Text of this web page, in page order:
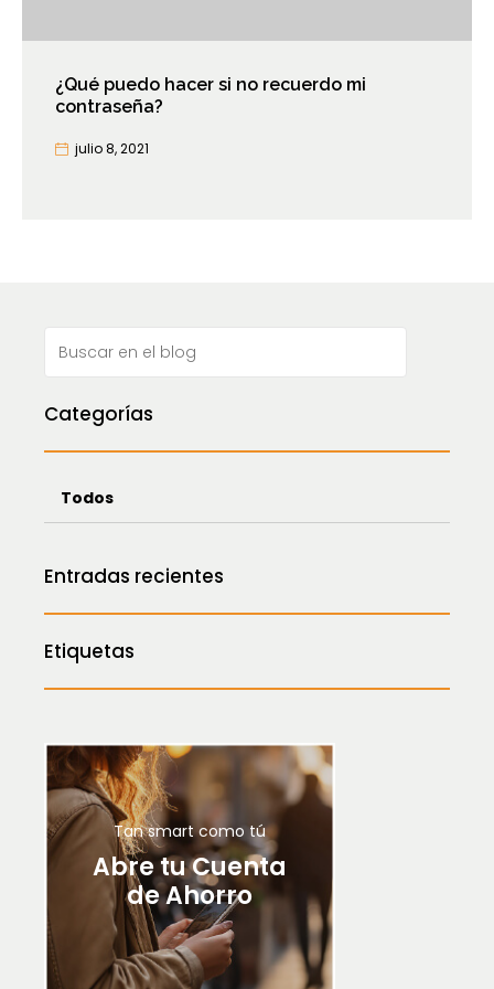
Categorías
Todos
Entradas recientes
Etiquetas
Tan smart como tú
Abre tu Cuenta
de Ahorro
¿Qué puedo hacer si no recuerdo mi
contraseña?
julio 8, 2021